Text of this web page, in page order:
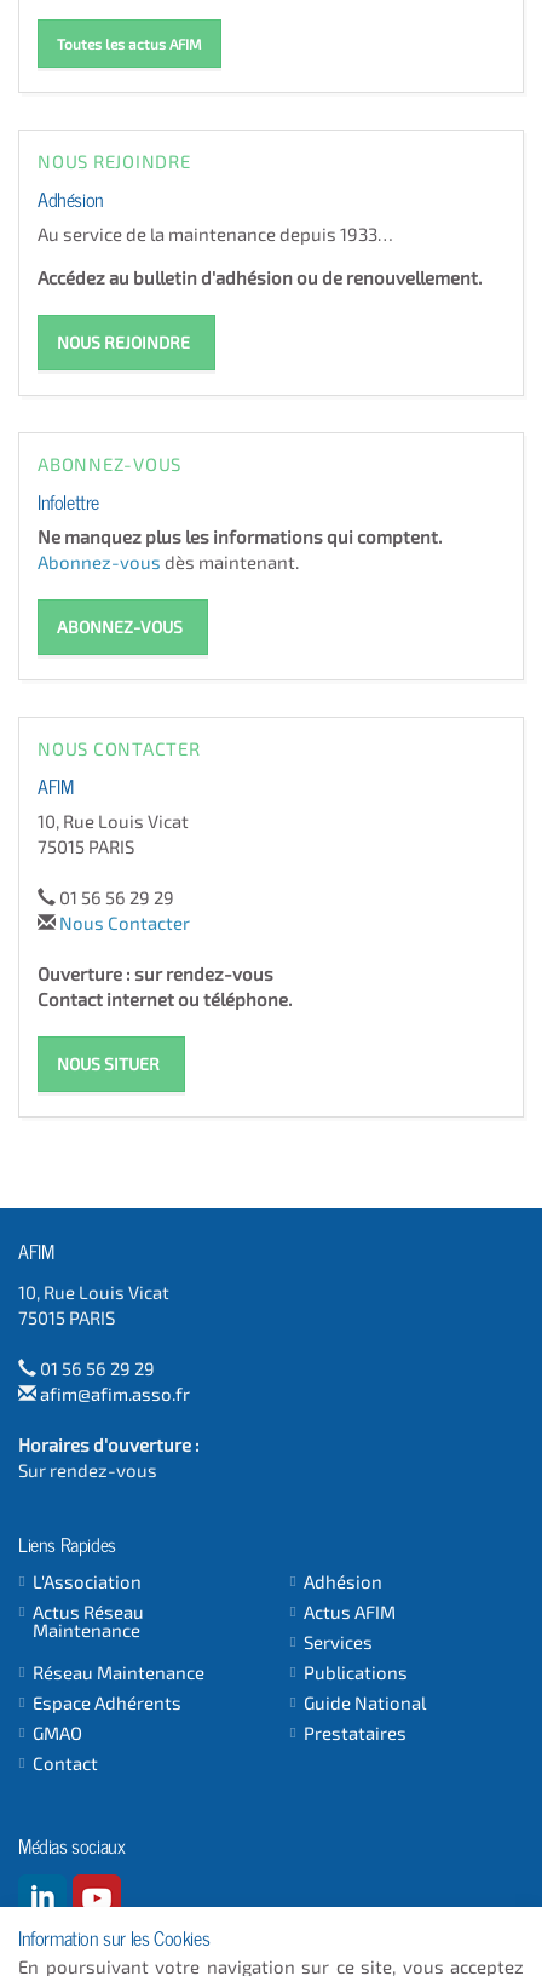
Toutes les actus AFIM
NOUS REJOINDRE
Adhésion
Au service de la maintenance depuis 1933…
Accédez au bulletin d'adhésion ou de renouvellement.
NOUS REJOINDRE
ABONNEZ-VOUS
Infolettre
Ne manquez plus les informations qui comptent.
Abonnez-vous dès maintenant.
ABONNEZ-VOUS
NOUS CONTACTER
AFIM
10, Rue Louis Vicat
75015 PARIS
01 56 56 29 29
Nous Contacter
Ouverture : sur rendez-vous
Contact internet ou téléphone.
NOUS SITUER
AFIM
10, Rue Louis Vicat
75015 PARIS
01 56 56 29 29
afim@afim.asso.fr
Horaires d'ouverture :
Sur rendez-vous
Liens Rapides
L'Association
Adhésion
Actus Réseau
Maintenance
Actus AFIM
Services
Réseau Maintenance
Publications
Espace Adhérents
Guide National
GMAO
Prestataires
Contact
Médias sociaux
Information sur les Cookies
En poursuivant votre navigation sur ce site, vous acceptez